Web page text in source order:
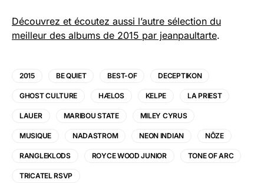
Découvrez et écoutez aussi l’autre sélection du
meilleur des albums de 2015 par jeanpaultarte.
2015 BE QUIET BEST-OF DECEPTIKON
GHOST CULTURE HÆLOS KELPE LA PRIEST
LAUER MARIBOU STATE MILEY CYRUS
MUSIQUE NADASTROM NEON INDIAN NÔZE
RANGLEKLODS ROYCE WOOD JUNIOR TONE OF ARC
TRICATEL RSVP